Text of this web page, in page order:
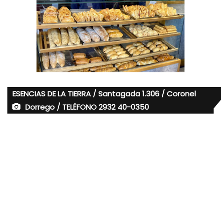
ESENCIAS DE LA TIERRA / Santagada 1.306 / Coronel
Dorrego / TELÉFONO 2932 40-0350